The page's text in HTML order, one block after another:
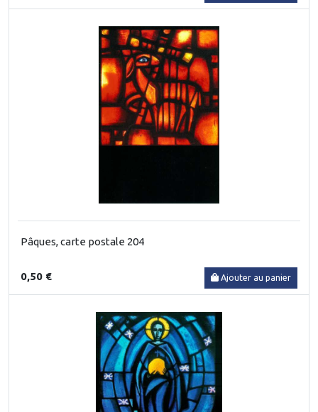
Pâques, carte postale 204
0,50 € Ajouter au panier